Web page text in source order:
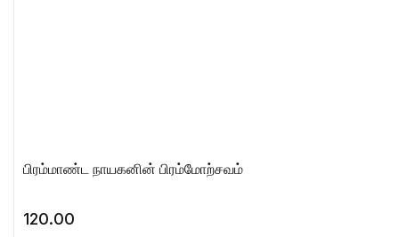
பிரம்மாண்ட நாயகனின் பிரம்மோற்சவம்
120.00